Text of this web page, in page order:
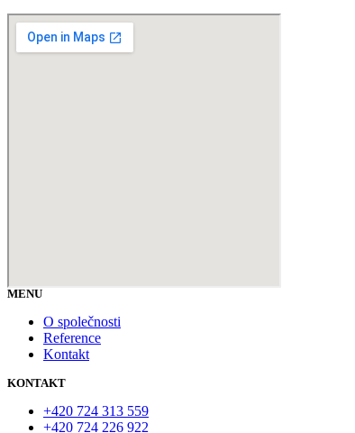
MENU
O společnosti
Reference
Kontakt
KONTAKT
+420 724 313 559
+420 724 226 922